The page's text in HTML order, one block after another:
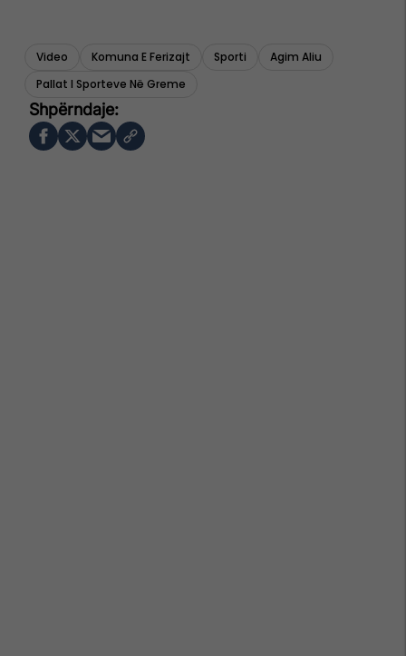
Video Komuna E Ferizajt Sporti
Agim Aliu
Pallat I Sporteve Në Greme